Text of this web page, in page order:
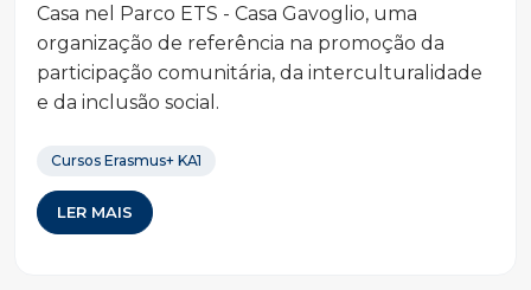
Casa nel Parco ETS - Casa Gavoglio, uma
organização de referência na promoção da
participação comunitária, da interculturalidade
e da inclusão social.
Cursos Erasmus+ KA1
LER MAIS